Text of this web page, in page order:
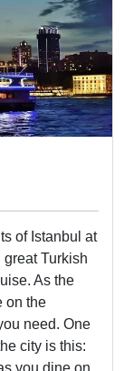
of Istanbul at
Turkish
As the
on the
need. One
city is this:
you dine on